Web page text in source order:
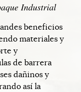
Industrial
beneficios
materiales y
y
de barrera
dañinos y
así la